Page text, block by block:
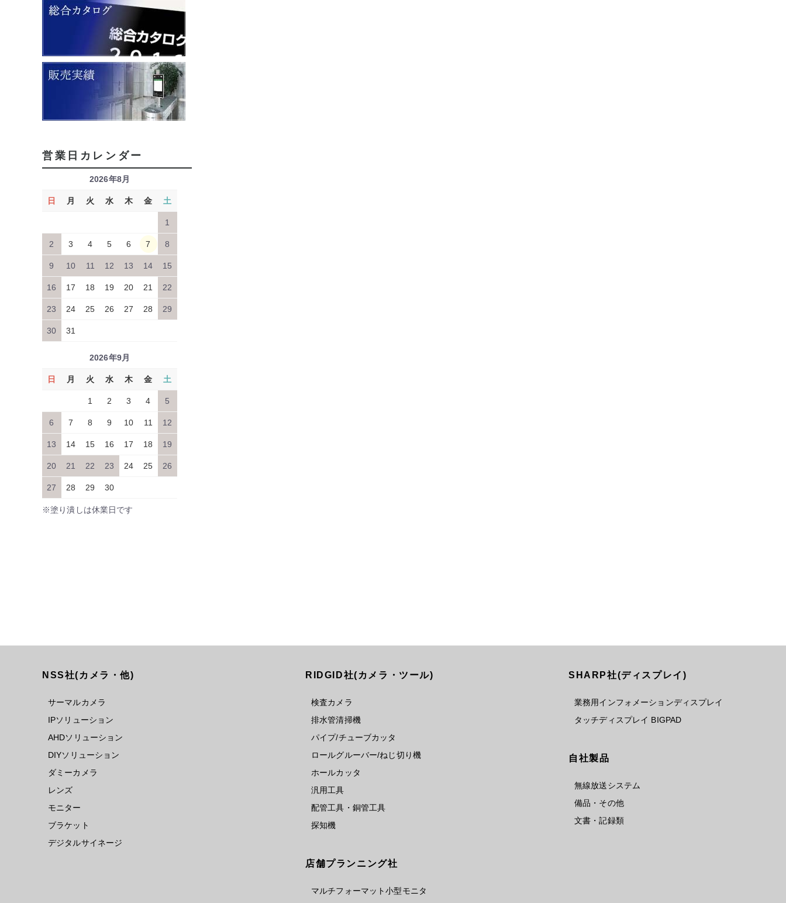
営業日カレンダー
2026年8月
日 月 火 水 木 金 土
1
2 3 4 5 6 7 8
9 10 11 12 13 14 15
16 17 18 19 20 21 22
23 24 25 26 27 28 29
30 31
2026年9月
日 月 火 水 木 金 土
1 2 3 4 5
6 7 8 9 10 11 12
13 14 15 16 17 18 19
20 21 22 23 24 25 26
27 28 29 30
※塗り潰しは休業日です
NSS社(カメラ・他)
サーマルカメラ
IPソリューション
AHDソリューション
DIYソリューション
ダミーカメラ
レンズ
モニター
ブラケット
デジタルサイネージ
RIDGID社(カメラ・ツール)
検査カメラ
排水管清掃機
パイプ/チューブカッタ
ロールグルーバー/ねじ切り機
ホールカッタ
汎用工具
配管工具・銅管工具
探知機
店舗プランニング社
マルチフォーマット小型モニタ
SHARP社(ディスプレイ)
業務用インフォメーションディスプレイ
タッチディスプレイ BIGPAD
自社製品
無線放送システム
備品・その他
文書・記録類